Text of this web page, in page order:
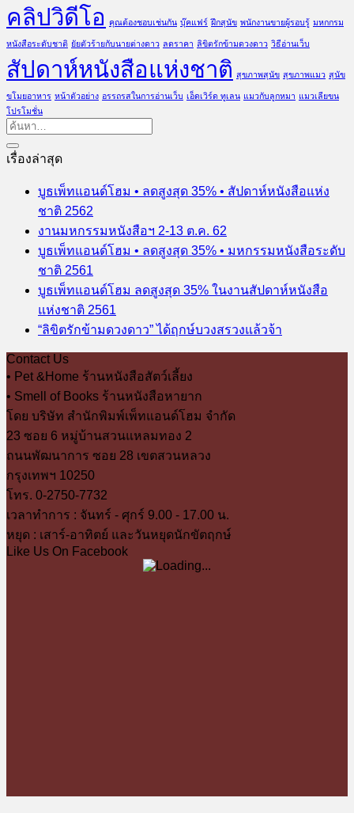
คลิปวิดีโอ คุณต้องชอบเช่นกัน บุ๊คแฟร์ ฝึกสุนัข พนักงานขายผู้รอบรู้ มหกกรม
หนังสือระดับชาติ ยัยตัวร้ายกับนายต่างดาว ลดราคา ลิขิตรักข้ามดวงดาว วิธีอ่านเว็บ
สัปดาห์หนังสือแห่งชาติ สุขภาพสุนัข สุขภาพแมว สุนัข
ขโมยอาหาร หน้าตัวอย่าง อรรถรสในการอ่านเว็บ เอ็ดเวิร์ด ทูเลน แมวกับลูกหมา แมวเลียขน
โปรโมชั่น
เรื่องล่าสุด
บูธเพ็ทแอนด์โฮม • ลดสูงสุด 35% • สัปดาห์หนังสือแห่ง
ชาติ 2562
งานมหกรรมหนังสือฯ 2-13 ต.ค. 62
บูธเพ็ทแอนด์โฮม • ลดสูงสุด 35% • มหกรรมหนังสือระดับ
ชาติ 2561
บูธเพ็ทแอนด์โฮม ลดสูงสุด 35% ในงานสัปดาห์หนังสือ
แห่งชาติ 2561
“ลิขิตรักข้ามดวงดาว” ได้ฤกษ์บวงสรวงแล้วจ้า
Contact Us
• Pet &Home ร้านหนังสือสัตว์เลี้ยง
• Smell of Books ร้านหนังสือหายาก
โดย บริษัท สำนักพิมพ์เพ็ทแอนด์โฮม จำกัด
23 ซอย 6 หมู่บ้านสวนแหลมทอง 2
ถนนพัฒนาการ ซอย 28 เขตสวนหลวง
กรุงเทพฯ 10250
โทร. 0-2750-7732
เวลาทำการ : จันทร์ - ศุกร์ 9.00 - 17.00 น.
หยุด : เสาร์-อาทิตย์ และวันหยุดนักขัตฤกษ์
Like Us On Facebook